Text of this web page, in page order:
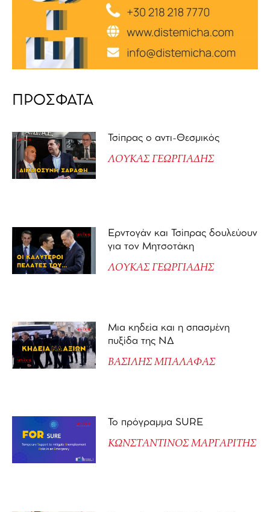
ΠΡΟΣΦΑΤΑ
Τσίπρας ο αντι-Θεσμικός
ΛΟΥΚΑΣ ΓΕΩΡΓΙΑΔΗΣ
Ερντογάν και Τσίπρας δουλεύουν
για τον Μητσοτάκη
ΛΟΥΚΑΣ ΓΕΩΡΓΙΑΔΗΣ
Μια κηδεία και η σπασμένη
πυξίδα της ΝΔ
ΒΑΣΙΛΗΣ ΜΠΑΛΑΦΑΣ
Το πρόγραμμα SURE
ΚΩΝΣΤΑΝΤΙΝΟΣ ΜΑΡΓΑΡΙΤΗΣ